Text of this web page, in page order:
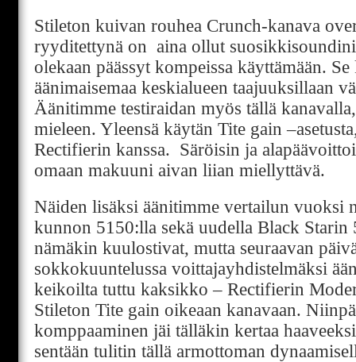
Stileton kuivan rouhea Crunch-kanava
ryyditettynä on aina ollut
olekaan päässyt kompeissa käyttämään. Se
äänimaisemaa keskialueen taajuuksillaan
Äänitimme testiraidan myös tällä
mieleen. Yleensä käytän Tite gain
Rectifierin kanssa. Säröisin ja
omaan makuuni aivan liian miellyttävä.
Näiden lisäksi äänitimme vertailun vuoksi
kunnon 5150:lla sekä uudella Black
nämäkin kuulostivat, mutta seuraavan
sokkokuuntelussa voittajayhdistelmäksi
keikoilta tuttu kaksikko – Rectifierin
Stileton Tite gain oikeaan kanavaan.
komppaaminen jäi tälläkin kertaa
sentään tulitin tällä armottoman